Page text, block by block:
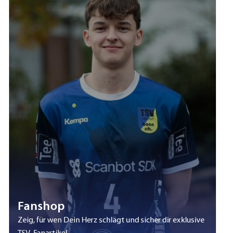
Fanshop
Zeig, für wen Dein Herz schlägt und sicher dir exklusive